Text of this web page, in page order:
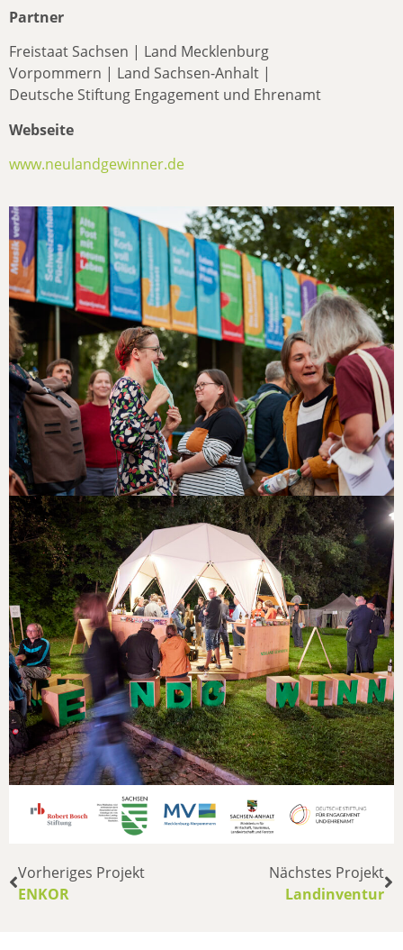
Partner
Freistaat Sachsen | Land Mecklenburg
Vorpommern | Land Sachsen-Anhalt |
Deutsche Stiftung Engagement und Ehrenamt
Webseite
www.neulandgewinner.de
Vorheriges Projekt
ENKOR
Nächstes Projekt
Landinventur